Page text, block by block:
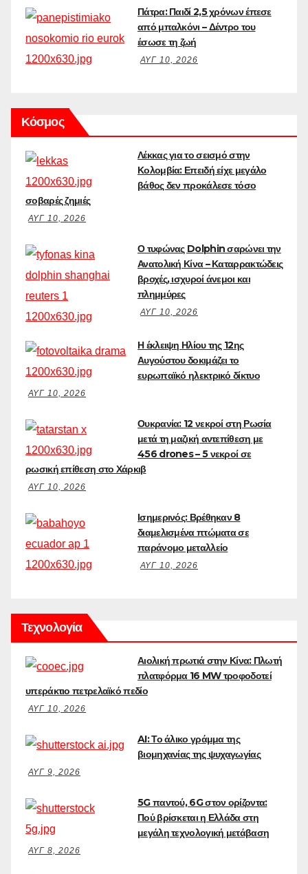
Πάτρα: Παιδί 2,5 χρόνων έπεσε
από μπαλκόνι – Δέντρο του
έσωσε τη ζωή
ΑΥΓ 10, 2026
Κόσμος
Λέκκας για το σεισμό στην
Κολομβία: Επειδή είχε μεγάλο
βάθος δεν προκάλεσε τόσο
σοβαρές ζημιές
ΑΥΓ 10, 2026
Ο τυφώνας Dolphin σαρώνει την
Ανατολική Κίνα – Καταρρακτώδεις
βροχές, ισχυροί άνεμοι και
πλημμύρες
ΑΥΓ 10, 2026
Η έκλειψη Ηλίου της 12ης
Αυγούστου δοκιμάζει το
ευρωπαϊκό ηλεκτρικό δίκτυο
ΑΥΓ 10, 2026
Ουκρανία: 12 νεκροί στη Ρωσία
μετά τη μαζική αντεπίθεση με
456 drones – 5 νεκροί σε
ρωσική επίθεση στο Χάρκιβ
ΑΥΓ 10, 2026
Ισημερινός: Βρέθηκαν 8
διαμελισμένα πτώματα σε
παράνομο μεταλλείο
ΑΥΓ 10, 2026
Τεχνολογία
Αιολική πρωτιά στην Κίνα: Πλωτή
πλατφόρμα 16 MW τροφοδοτεί
υπεράκτιο πετρελαϊκό πεδίο
ΑΥΓ 10, 2026
AI: Το άλικο γράμμα της
βιομηχανίας της ψυχαγωγίας
ΑΥΓ 9, 2026
5G παντού, 6G στον ορίζοντα:
Πού βρίσκεται η Ελλάδα στη
μεγάλη τεχνολογική μετάβαση
ΑΥΓ 8, 2026